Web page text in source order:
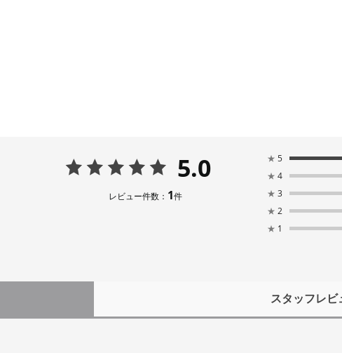
5.0
レビュー件数： 1件
★ 5
★ 4
★ 3
★ 2
★ 1
スタッフレビ